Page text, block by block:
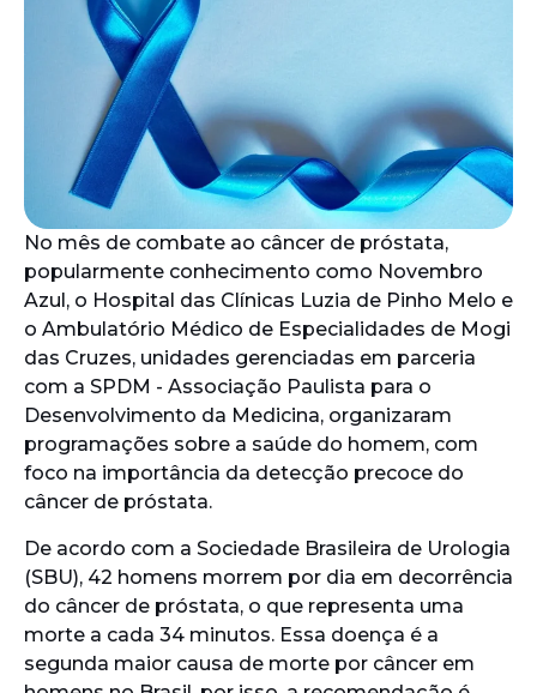
No mês de combate ao câncer de próstata,
popularmente conhecimento como Novembro
Azul, o Hospital das Clínicas Luzia de Pinho Melo e
o Ambulatório Médico de Especialidades de Mogi
das Cruzes, unidades gerenciadas em parceria
com a SPDM - Associação Paulista para o
Desenvolvimento da Medicina, organizaram
programações sobre a saúde do homem, com
foco na importância da detecção precoce do
câncer de próstata.
De acordo com a Sociedade Brasileira de Urologia
(SBU), 42 homens morrem por dia em decorrência
do câncer de próstata, o que representa uma
morte a cada 34 minutos. Essa doença é a
segunda maior causa de morte por câncer em